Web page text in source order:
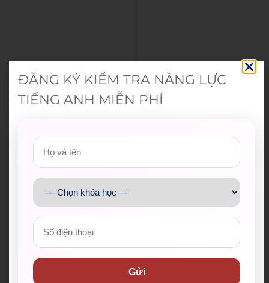
ĐĂNG KÝ KIỂM TRA NĂNG LỰC
TIẾNG ANH MIỄN PHÍ
Gửi